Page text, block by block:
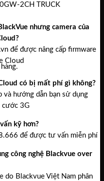
2CH TRUCK
nhưng camera của
để được nâng cấp firmware
Cloud
có bị mất phí gì không?
và hướng dẫn bạn sử dụng
cước 3G
kỹ hơn?
để được tư vấn miễn phí
công nghệ Blackvue over
do Blackvue Việt Nam phân